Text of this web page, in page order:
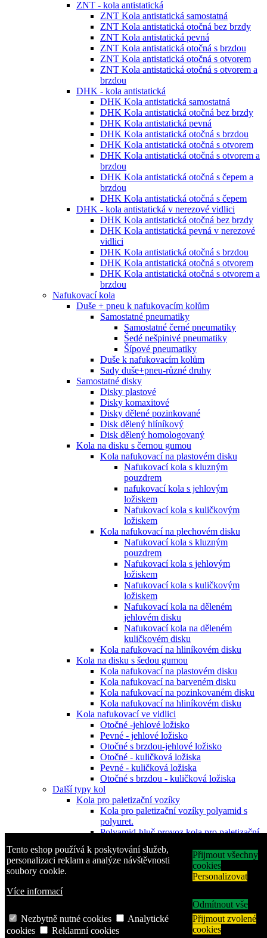
Tento eshop používá k poskytování služeb,
personalizaci reklam a analýze návštěvnosti
soubory cookie.
Více informací
Přijmout všechny
cookies
Personalizovat
Odmítnout vše
Nezbytně nutné cookies
Analytické
cookies
Reklamní cookies
Přijmout zvolené
cookies
ZNT - kola antistatická
ZNT Kola antistatická samostatná
ZNT Kola antistatická otočná bez brzdy
ZNT Kola antistatická pevná
ZNT Kola antistatická otočná s brzdou
ZNT Kola antistatická otočná s otvorem
ZNT Kola antistatická otočná s otvorem a
brzdou
DHK - kola antistatická
DHK Kola antistatická samostatná
DHK Kola antistatická otočná bez brzdy
DHK Kola antistatická pevná
DHK Kola antistatická otočná s brzdou
DHK Kola antistatická otočná s otvorem
DHK Kola antistatická otočná s otvorem a
brzdou
DHK Kola antistatická otočná s čepem a
brzdou
DHK Kola antistatická otočná s čepem
DHK - kola antistatická v nerezové vidlici
DHK Kola antistatická otočná bez brzdy
DHK Kola antistatická pevná v nerezové
vidlici
DHK Kola antistatická otočná s brzdou
DHK Kola antistatická otočná s otvorem
DHK Kola antistatická otočná s otvorem a
brzdou
Nafukovací kola
Duše + pneu k nafukovacím kolům
Samostatné pneumatiky
Samostatné černé pneumatiky
Šedé nešpinivé pneumatiky
Šípové pneumatiky
Duše k nafukovacím kolům
Sady duše+pneu-různé druhy
Samostatné disky
Disky plastové
Disky komaxitové
Disky dělené pozinkované
Disk dělený hlíníkový
Disk dělený homologovaný
Kola na disku s černou gumou
Kola nafukovací na plastovém disku
Nafukovací kola s kluzným
pouzdrem
nafukovací kola s jehlovým
ložiskem
Nafukovací kola s kuličkovým
ložiskem
Kola nafukovací na plechovém disku
Nafukovací kola s kluzným
pouzdrem
Nafukovací kola s jehlovým
ložiskem
Nafukovací kola s kuličkovým
ložiskem
Nafukovací kola na děleném
jehlovém disku
Nafukovací kola na děleném
kuličkovém disku
Kola nafukovací na hliníkovém disku
Kola na disku s šedou gumou
Kola nafukovací na plastovém disku
Kola nafukovací na barveném disku
Kola nafukovací na pozinkovaném disku
Kola nafukovací na hliníkovém disku
Kola nafukovací ve vidlici
Otočné -jehlové ložisko
Pevné - jehlové ložisko
Otočné s brzdou-jehlové ložisko
Otočné - kuličková ložiska
Pevné - kuličková ložiska
Otočné s brzdou - kuličková ložiska
Další typy kol
Kola pro paletizační vozíky
Kola pro paletizační vozíky polyamid s
polyuret.
Polyamid-hluč.provoz kola pro paletizační
Kola pro paletizační vozíky polyuretanová
Pogumovaná hliníková kola pro
Pryžová kola s plastovým diskem
Pryžová kola plastový disk-šedá obruč-
kluzné